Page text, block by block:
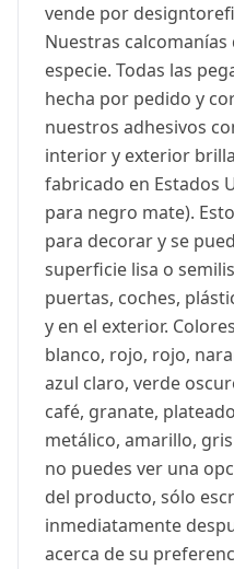
vende por
Nuestras
especie. Todas las
hecha por pedido y
nuestros adhesivos
interior y exterior
fabricado en Estados
para negro mate).
para decorar y se
superficie lisa o
puertas, coches,
y en el exterior.
blanco, rojo, rojo,
azul claro, verde
café, granate,
metálico, amarillo,
no puedes ver una
del producto, sólo
inmediatamente
acerca de su